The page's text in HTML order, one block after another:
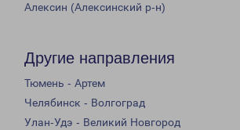
Алексин (Алексинский р-н)
Другие направления
Тюмень - Артем
Челябинск - Волгоград
Улан-Удэ - Великий Новгород